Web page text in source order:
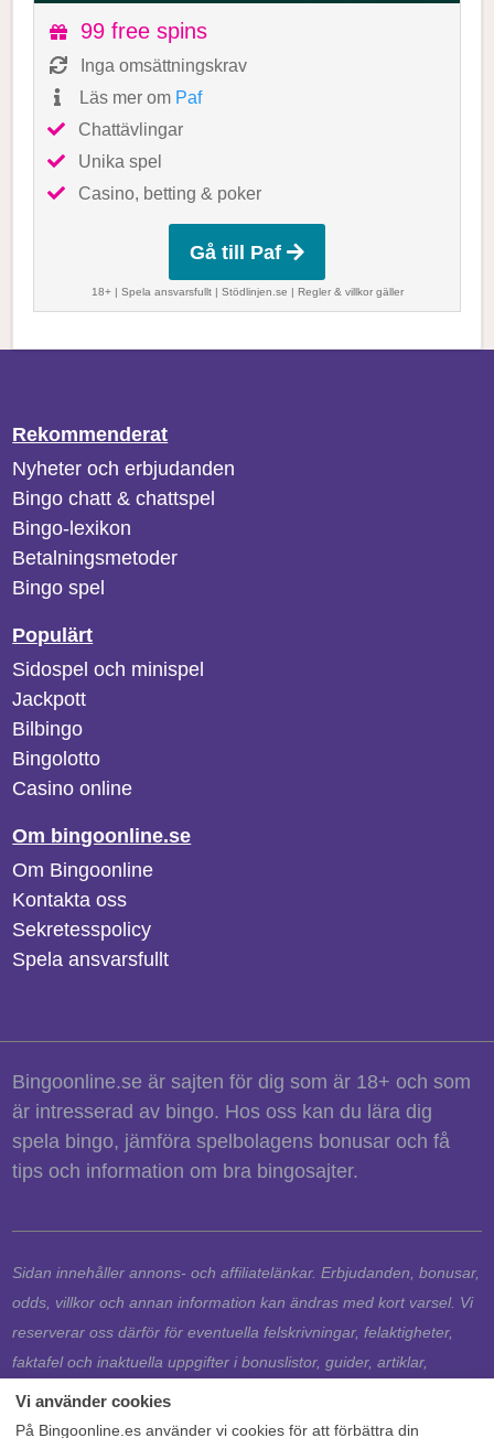
99 free spins
Inga omsättningskrav
Läs mer om Paf
Chattävlingar
Unika spel
Casino, betting & poker
Gå till Paf
18+ | Spela ansvarsfullt | Stödlinjen.se | Regler & villkor gäller
Rekommenderat
Nyheter och erbjudanden
Bingo chatt & chattspel
Bingo-lexikon
Betalningsmetoder
Bingo spel
Populärt
Sidospel och minispel
Jackpott
Bilbingo
Bingolotto
Casino online
Om bingoonline.se
Om Bingoonline
Kontakta oss
Sekretesspolicy
Spela ansvarsfullt
Bingoonline.se är sajten för dig som är 18+ och som
är intresserad av bingo. Hos oss kan du lära dig
spela bingo, jämföra spelbolagens bonusar och få
tips och information om bra bingosajter.
Sidan innehåller annons- och affiliatelänkar. Erbjudanden, bonusar,
odds, villkor och annan information kan ändras med kort varsel. Vi
reserverar oss därför för eventuella felskrivningar, felaktigheter,
faktafel och inaktuella uppgifter i bonuslistor, guider, artiklar,
jämförelser och nyheter. Det är alltid spelbolagets egna regler och
villkor samt aktuella uppgifter på respektive spelbolags webbplats
På Bingoonline.es använder vi cookies för att förbättra din